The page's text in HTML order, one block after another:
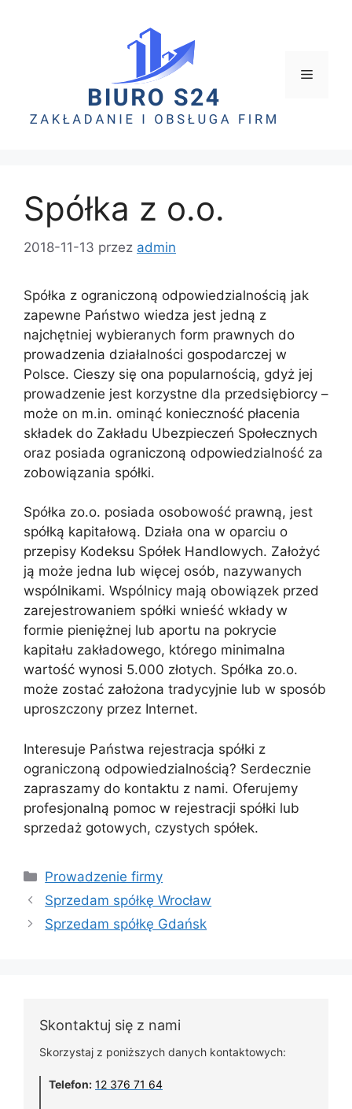
Spółka z o.o.
2018-11-13 przez admin
Spółka z ograniczoną odpowiedzialnością jak
zapewne Państwo wiedza jest jedną z
najchętniej wybieranych form prawnych do
prowadzenia działalności gospodarczej w
Polsce. Cieszy się ona popularnością, gdyż jej
prowadzenie jest korzystne dla przedsiębiorcy –
może on m.in. ominąć konieczność płacenia
składek do Zakładu Ubezpieczeń Społecznych
oraz posiada ograniczoną odpowiedzialność za
zobowiązania spółki.
Spółka zo.o. posiada osobowość prawną, jest
spółką kapitałową. Działa ona w oparciu o
przepisy Kodeksu Spółek Handlowych. Założyć
ją może jedna lub więcej osób, nazywanych
wspólnikami. Wspólnicy mają obowiązek przed
zarejestrowaniem spółki wnieść wkłady w
formie pieniężnej lub aportu na pokrycie
kapitału zakładowego, którego minimalna
wartość wynosi 5.000 złotych. Spółka zo.o.
może zostać założona tradycyjnie lub w sposób
uproszczony przez Internet.
Interesuje Państwa rejestracja spółki z
ograniczoną odpowiedzialnością? Serdecznie
zapraszamy do kontaktu z nami. Oferujemy
profesjonalną pomoc w rejestracji spółki lub
sprzedaż gotowych, czystych spółek.
Prowadzenie firmy
Sprzedam spółkę Wrocław
Sprzedam spółkę Gdańsk
Skontaktuj się z nami
Skorzystaj z poniższych danych kontaktowych:
Telefon: 12 376 71 64